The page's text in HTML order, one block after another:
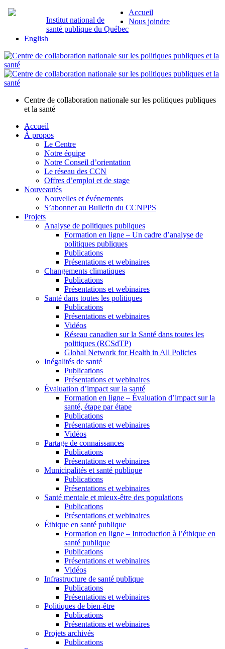
Institut national de
santé publique du Québec
Accueil
Nous joindre
English
Centre de collaboration nationale sur les politiques publiques
et la santé
Accueil
À propos
Le Centre
Notre équipe
Notre Conseil d’orientation
Le réseau des CCN
Offres d’emploi et de stage
Nouveautés
Nouvelles et événements
S’abonner au Bulletin du CCNPPS
Projets
Analyse de politiques publiques
Formation en ligne – Un cadre d’analyse de
politiques publiques
Publications
Présentations et webinaires
Changements climatiques
Publications
Présentations et webinaires
Santé dans toutes les politiques
Publications
Présentations et webinaires
Vidéos
Réseau canadien sur la Santé dans toutes les
politiques (RCSdTP)
Global Network for Health in All Policies
Inégalités de santé
Publications
Présentations et webinaires
Évaluation d’impact sur la santé
Formation en ligne – Évaluation d’impact sur la
santé, étape par étape
Publications
Présentations et webinaires
Vidéos
Partage de connaissances
Publications
Présentations et webinaires
Municipalités et santé publique
Publications
Présentations et webinaires
Santé mentale et mieux-être des populations
Publications
Présentations et webinaires
Éthique en santé publique
Formation en ligne – Introduction à l’éthique en
santé publique
Publications
Présentations et webinaires
Vidéos
Infrastructure de santé publique
Publications
Présentations et webinaires
Politiques de bien-être
Publications
Présentations et webinaires
Projets archivés
Publications